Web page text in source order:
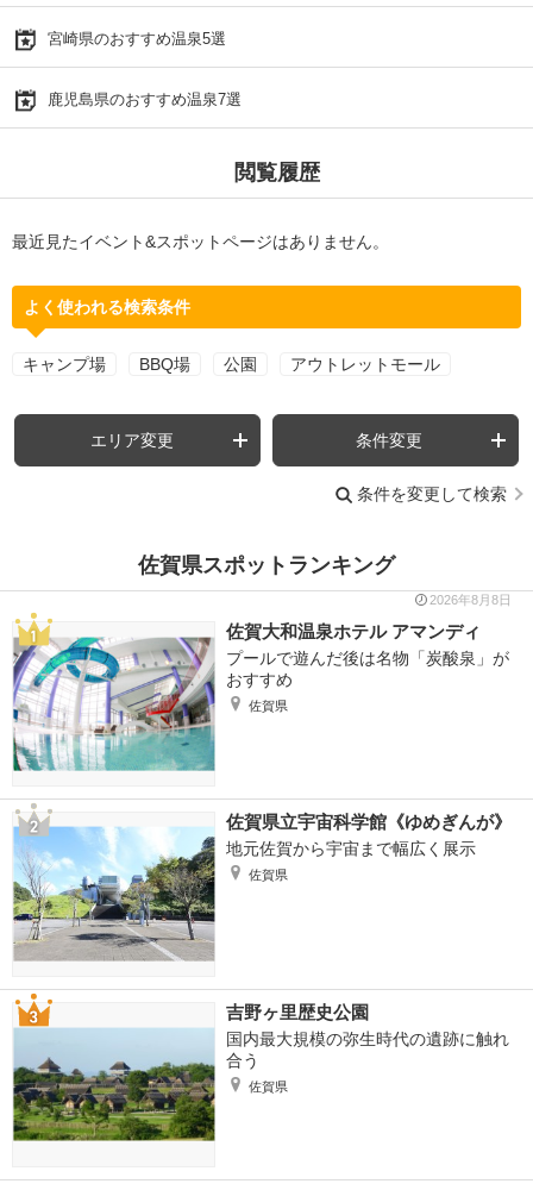
宮崎県のおすすめ温泉5選
鹿児島県のおすすめ温泉7選
閲覧履歴
最近見たイベント&スポットページはありません。
よく使われる検索条件
キャンプ場 BBQ場 公園 アウトレットモール
エリア変更 条件変更
条件を変更して検索
佐賀県スポットランキング
2026年8月8日
佐賀大和温泉ホテル アマンディ
プールで遊んだ後は名物「炭酸泉」が
おすすめ
佐賀県
佐賀県立宇宙科学館《ゆめぎんが》
地元佐賀から宇宙まで幅広く展示
佐賀県
吉野ヶ里歴史公園
国内最大規模の弥生時代の遺跡に触れ
合う
佐賀県